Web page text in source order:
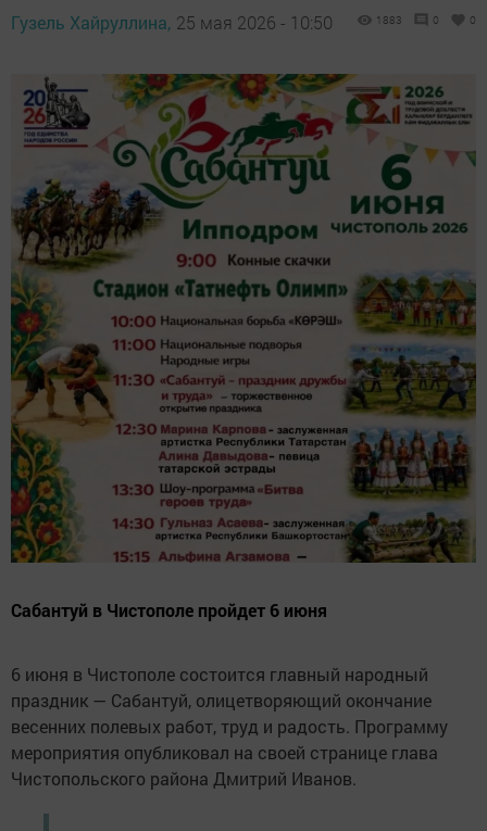
Гузель Хайруллина, 25 мая 2026 - 10:50 1883 0 0
Сабантуй в Чистополе пройдет 6 июня
6 июня в Чистополе состоится главный народный
праздник — Сабантуй, олицетворяющий окончание
весенних полевых работ, труд и радость. Программу
мероприятия опубликовал на своей странице глава
Чистопольского района Дмитрий Иванов.